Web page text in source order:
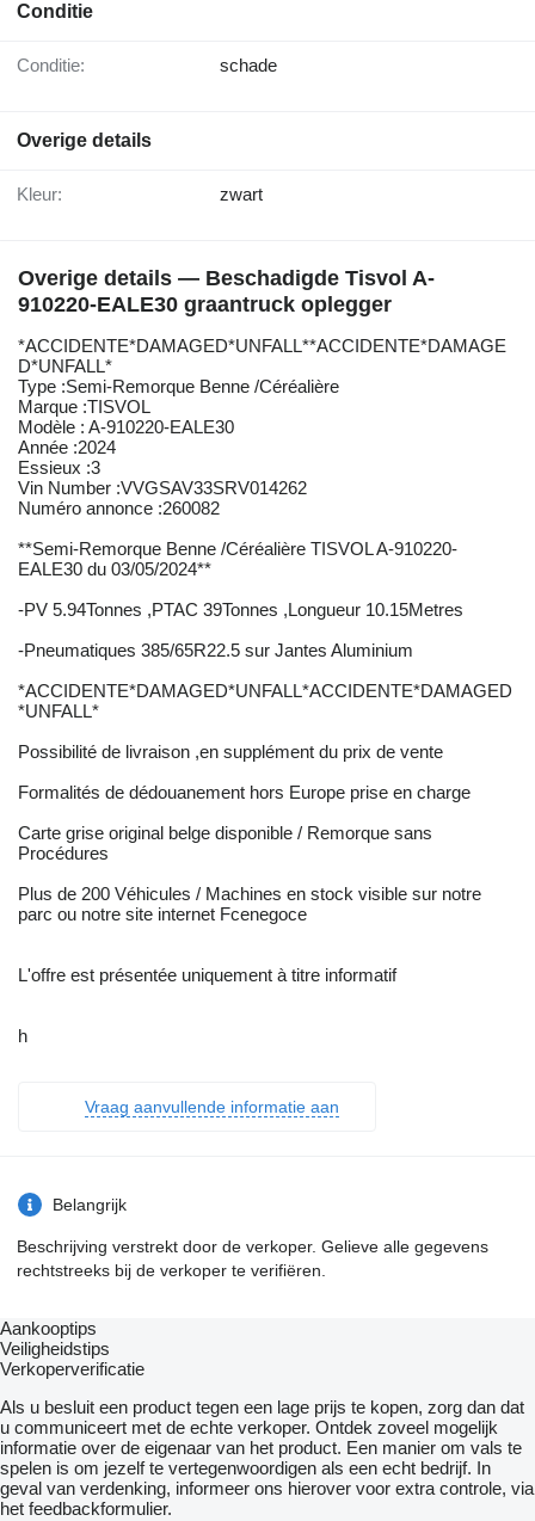
Conditie
Conditie: schade
Overige details
Kleur: zwart
Overige details — Beschadigde Tisvol A-
910220-EALE30 graantruck oplegger
*ACCIDENTE*DAMAGED*UNFALL**ACCIDENTE*DAMAGE
D*UNFALL*
Type :Semi-Remorque Benne /Céréalière
Marque :TISVOL
Modèle : A-910220-EALE30
Année :2024
Essieux :3
Vin Number :VVGSAV33SRV014262
Numéro annonce :260082
**Semi-Remorque Benne /Céréalière TISVOL A-910220-
EALE30 du 03/05/2024**
-PV 5.94Tonnes ,PTAC 39Tonnes ,Longueur 10.15Metres
-Pneumatiques 385/65R22.5 sur Jantes Aluminium
*ACCIDENTE*DAMAGED*UNFALL*ACCIDENTE*DAMAGED
*UNFALL*
Possibilité de livraison ,en supplément du prix de vente
Formalités de dédouanement hors Europe prise en charge
Carte grise original belge disponible / Remorque sans
Procédures
Plus de 200 Véhicules / Machines en stock visible sur notre
parc ou notre site internet Fcenegoce
L'offre est présentée uniquement à titre informatif
h
Vraag aanvullende informatie aan
Belangrijk
Beschrijving verstrekt door de verkoper. Gelieve alle gegevens
rechtstreeks bij de verkoper te verifiëren.
Aankooptips
Veiligheidstips
Verkoperverificatie
Als u besluit een product tegen een lage prijs te kopen, zorg dan dat
u communiceert met de echte verkoper. Ontdek zoveel mogelijk
informatie over de eigenaar van het product. Een manier om vals te
spelen is om jezelf te vertegenwoordigen als een echt bedrijf. In
geval van verdenking, informeer ons hierover voor extra controle, via
het feedbackformulier.